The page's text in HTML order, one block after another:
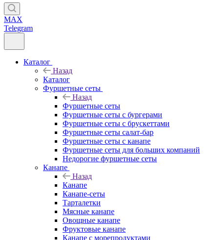
MAX
Telegram
Каталог
Назад
Каталог
Фуршетные сеты
Назад
Фуршетные сеты
Фуршетные сеты с бургерами
Фуршетные сеты с брускеттами
Фуршетные сеты салат-бар
Фуршетные сеты с канапе
Фуршетные сеты для больших компаний
Недорогие фуршетные сеты
Канапе
Назад
Канапе
Канапе-сеты
Тарталетки
Мясные канапе
Овощные канапе
Фруктовые канапе
Канапе с морепродуктами